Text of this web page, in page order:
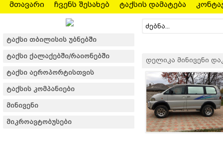
მთავარი ჩვენს შესახებ ტაქსის დამატება
ტაქსი თბილისის უბნებში
ტაქსი ქალაქებში/რაიონებში
ტაქსი აეროპორტისთვის
ტაქსის კომპანიები
მინივენი
მიკროავტობუსები
დელიკა მინივენი